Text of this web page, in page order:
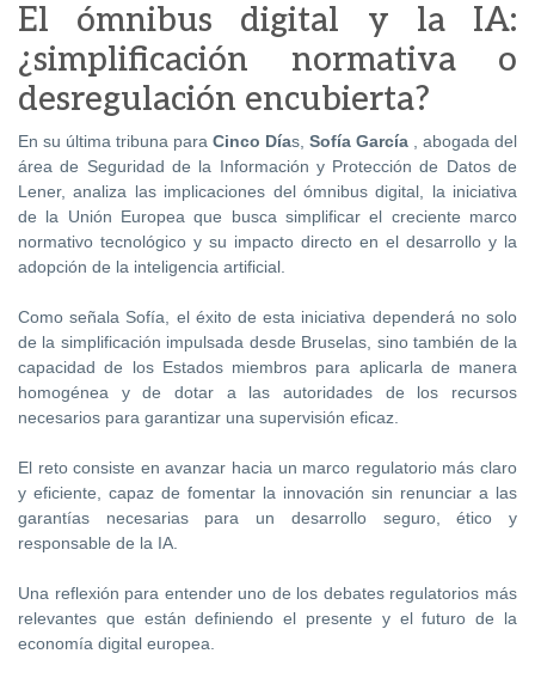
El ómnibus digital y la IA:
¿simplificación normativa o
desregulación encubierta?
En su última tribuna para Cinco Días Sofía García , abogada del
área de Seguridad de la Información y Protección de Datos de
Lener, analiza las implicaciones del ómnibus digital, la iniciativa
de la Unión Europea que busca simplificar el creciente marco
normativo tecnológico y su impacto directo en el desarrollo y la
adopción de la inteligencia artificial.
Como señala Sofía, el éxito de esta iniciativa dependerá no solo
de la simplificación impulsada desde Bruselas, sino también de la
capacidad de los Estados miembros para aplicarla de manera
homogénea y de dotar a las autoridades de los recursos
necesarios para garantizar una supervisión eficaz.
El reto consiste en avanzar hacia un marco regulatorio más claro
y eficiente, capaz de fomentar la innovación sin renunciar a las
garantías necesarias para un desarrollo seguro, ético y
responsable de la IA.
Una reflexión para entender uno de los debates regulatorios más
relevantes que están definiendo el presente y el futuro de la
economía digital europea.